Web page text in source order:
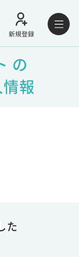
新規登録
の
報
た